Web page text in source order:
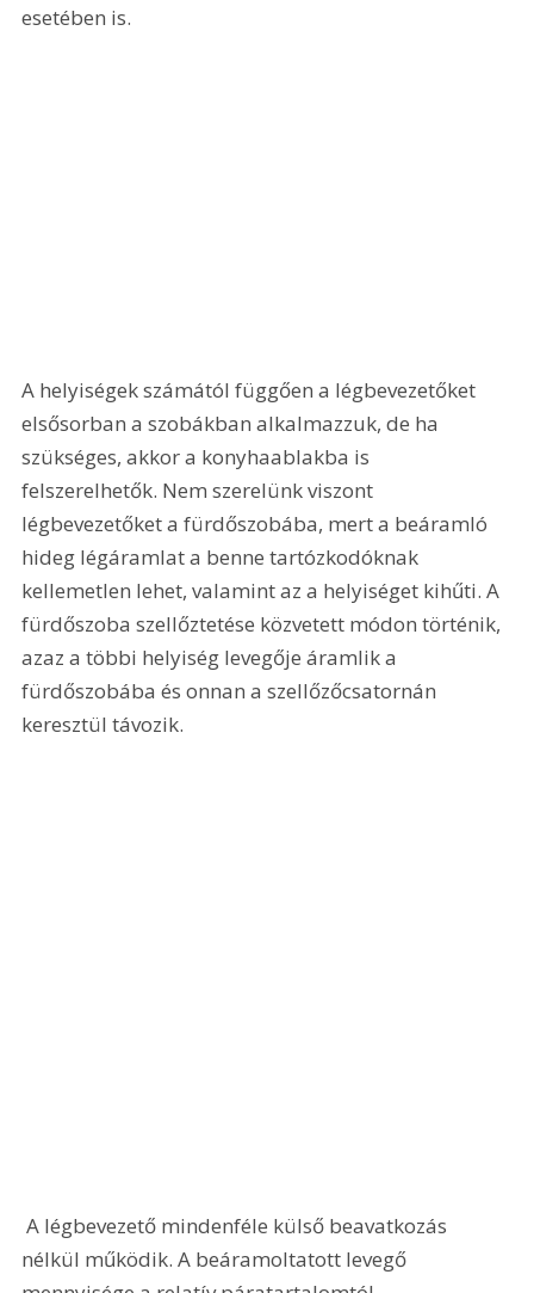
esetében is.
A helyiségek számától függően a légbevezetőket
elsősorban a szobákban alkalmazzuk, de ha
szükséges, akkor a konyhaablakba is
felszerelhetők. Nem szerelünk viszont
légbevezetőket a fürdőszobába, mert a beáramló
hideg légáramlat a benne tartózkodóknak
kellemetlen lehet, valamint az a helyiséget kihűti. A
fürdőszoba szellőztetése közvetett módon történik,
azaz a többi helyiség levegője áramlik a
fürdőszobába és onnan a szellőzőcsatornán
keresztül távozik.
A légbevezető mindenféle külső beavatkozás
nélkül működik. A beáramoltatott levegő